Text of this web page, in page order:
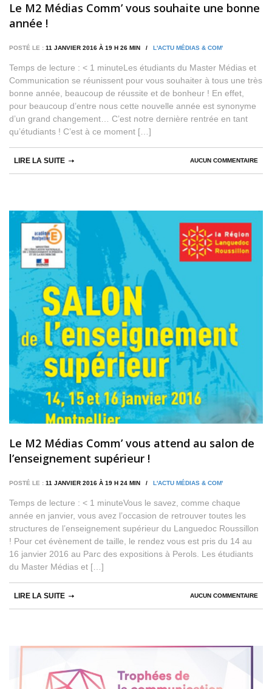
Le M2 Médias Comm’ vous souhaite une bonne
année !
POSTÉ LE : 11 JANVIER 2016 À 19 H 26 MIN / L'ACTU MÉDIAS & COM'
Temps de lecture : < 1 minuteLes étudiants du Master Médias et
Communication se réunissent pour vous souhaiter à tous une très
bonne année, beaucoup de réussite et de bonheur ! En effet,
pour beaucoup d’entre nous cette nouvelle année est synonyme
d’un grand changement… C’est notre dernière rentrée en tant
qu’étudiants ! C’est à ce moment […]
AUCUN COMMENTAIRE
LIRE LA SUITE
Le M2 Médias Comm’ vous attend au salon de
l’enseignement supérieur !
POSTÉ LE : 11 JANVIER 2016 À 19 H 24 MIN / L'ACTU MÉDIAS & COM'
Temps de lecture : < 1 minuteVous le savez, comme chaque
année en janvier, vous avez l’occasion de retrouver toutes les
structures de l’enseignement supérieur du Languedoc Roussillon
! Pour cet évènement de taille, le rendez vous est pris du 14 au
16 janvier 2016 au Parc des expositions à Perols. Les étudiants
du Master Médias et […]
AUCUN COMMENTAIRE
LIRE LA SUITE